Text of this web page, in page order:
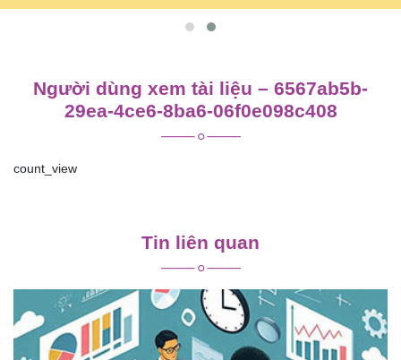
Người dùng xem tài liệu – 6567ab5b-
29ea-4ce6-8ba6-06f0e098c408
count_view
viết
Tin liên quan